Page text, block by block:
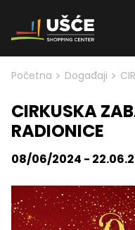
Skip to content
Početna > Događaji >
CIRKUSKA
RADIONICE
08/06/2024 -